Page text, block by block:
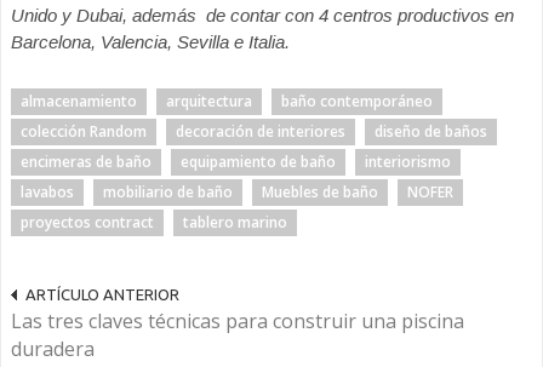
Unido y Dubai, además de contar con 4 centros productivos en
Barcelona, Valencia, Sevilla e Italia.
almacenamiento arquitectura
baño contemporáneo
colección Random
decoración de interiores
diseño de baños
encimeras de baño
equipamiento de baño
interiorismo
lavabos
mobiliario de baño Muebles de baño
NOFER
proyectos contract
tablero marino
ARTÍCULO ANTERIOR
Las tres claves técnicas para construir una piscina
duradera